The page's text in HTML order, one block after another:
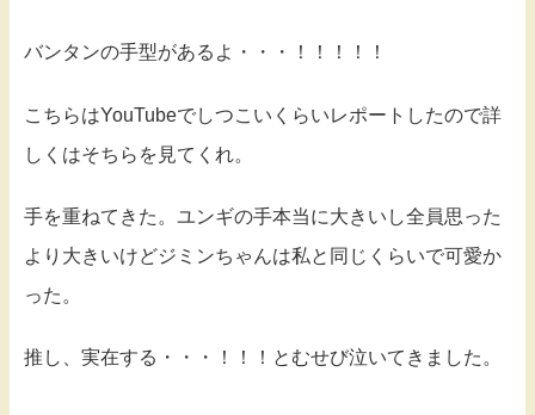
バンタンの手型があるよ・・・！！！！！
こちらはYouTubeでしつこいくらいレポートしたので詳
しくはそちらを見てくれ。
手を重ねてきた。ユンギの手本当に大きいし全員思った
より大きいけどジミンちゃんは私と同じくらいで可愛か
った。
推し、実在する・・・！！！とむせび泣いてきました。